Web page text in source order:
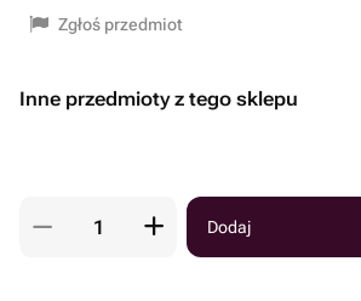
Zgłoś przedmiot
Inne przedmioty z tego sklepu
Dodaj